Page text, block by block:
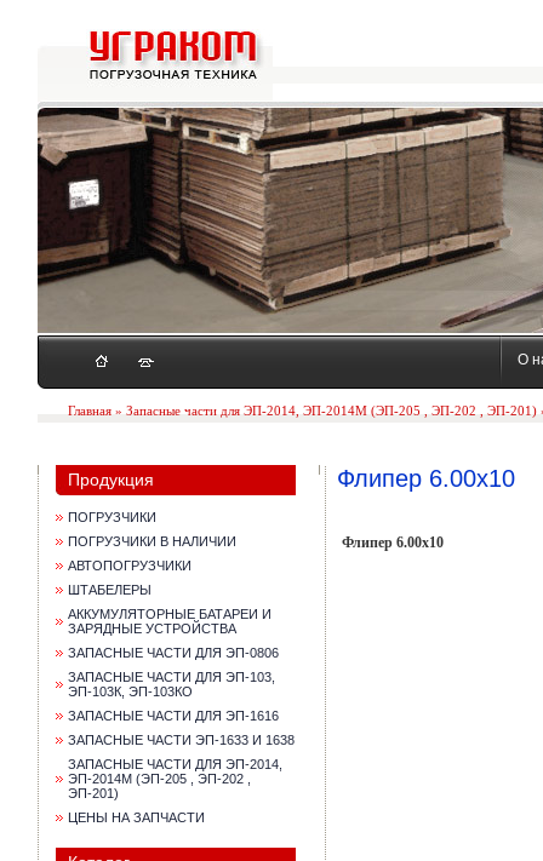
О
Главная » Запасные части для ЭП-2014, ЭП-2014М (ЭП-205 , ЭП-202 , ЭП-201)
Продукция
ПОГРУЗЧИКИ
ПОГРУЗЧИКИ В НАЛИЧИИ
АВТОПОГРУЗЧИКИ
ШТАБЕЛЕРЫ
АККУМУЛЯТОРНЫЕ БАТАРЕИ И
ЗАРЯДНЫЕ УСТРОЙСТВА
ЗАПАСНЫЕ ЧАСТИ ДЛЯ ЭП-0806
ЗАПАСНЫЕ ЧАСТИ ДЛЯ ЭП-103,
ЭП-103К, ЭП-103КО
ЗАПАСНЫЕ ЧАСТИ ДЛЯ ЭП-1616
ЗАПАСНЫЕ ЧАСТИ ЭП-1633 И 1638
ЗАПАСНЫЕ ЧАСТИ ДЛЯ ЭП-2014,
ЭП-2014М (ЭП-205 , ЭП-202 ,
ЭП-201)
ЦЕНЫ НА ЗАПЧАСТИ
Флипер 6.00х10
Флипер 6.00х10